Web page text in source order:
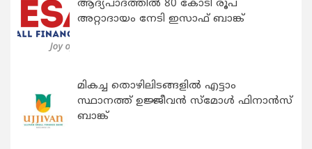
ആദ്യപാദത്തിൽ 80 കോടി രൂപ
അറ്റാദായം നേടി ഇസാഫ് ബാങ്ക്
മികച്ച തൊഴിലിടങ്ങളിൽ എട്ടാം
സ്ഥാനത്ത് ഉജ്ജീവൻ സ്മോൾ ഫിനാൻസ്
ബാങ്ക്